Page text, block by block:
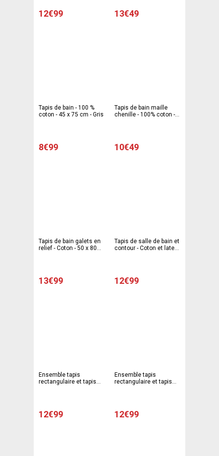
12€99 13€49
Tapis de bain - 100 %
coton - 45 x 75 cm - Gris
8€99
Tapis de bain maille
chenille - 100% coton -
10€49
Tapis de bain galets en
relief - Coton - 50 x 80
13€99
Tapis de salle de bain et
contour - Coton et latex -
12€99
Ensemble tapis
rectangulaire et tapis
12€99
Ensemble tapis
rectangulaire et tapis
12€99